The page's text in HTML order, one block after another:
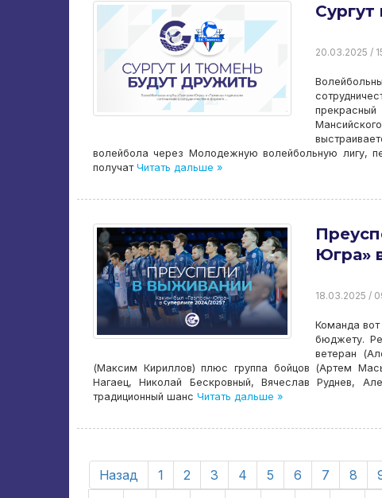
20.03.2025 /
волейбола через Молодежную волейбольную лигу,
получатЧитать дальше »
Югра»
18.03.2025 /
Команда
бюджету.
ветеран
(Максим Кириллов) плюс группа бойцов (Артем
Нагаец, Николай Бескровный, Вячеслав Руднев,
традиционный шанс Читать дальше »
Назад 1 2 3 4 5 6 7 8